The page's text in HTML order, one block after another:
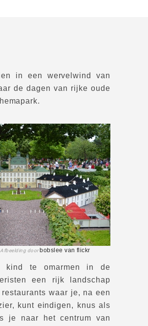
in een wervelwind van
de dagen van rijke oude
Afbeelding door bobslee van flickr
kind te omarmen in de
een rijk landschap
waar je, na een
kunt eindigen, knus als
je naar het centrum van